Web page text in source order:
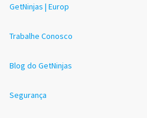
GetNinjas | Europ
Trabalhe Conosco
Blog do GetNinjas
Segurança